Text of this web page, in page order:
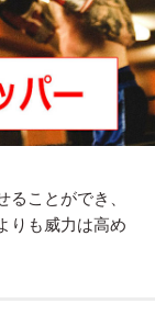
ことができ、
りも威力は高め